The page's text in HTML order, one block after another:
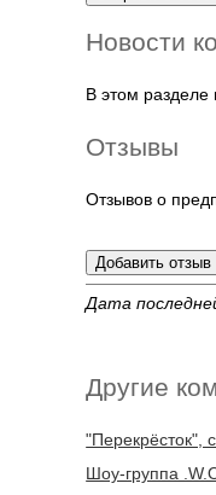
Новости
В этом
Отзывы
Отзывов о
Дата
Другие
"Перекрёсток",
Шоу-группа